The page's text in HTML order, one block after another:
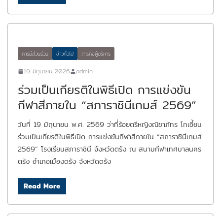
การมีส่วนร่วม ข่าวทั่วไป ภารกิจผู้บริหาร
19 มิถุนายน 2026 admin
ร่วมเป็นเกียรติในพิธีเปิด การแข่งขัน
กีฬาสีภายใน “สภาราชินีเกมส์ 2569”
วันที่ 19 มิถุนายน พ.ศ. 2569 ว่าที่ร้อยตรีหญิงณิชาภัทร โกเอี้ยน
ร่วมเป็นเกียรติในพิธีเปิด การแข่งขันกีฬาสีภายใน “สภาราชินีเกมส์
2569” โรงเรียนสภาราชินี จังหวัดตรัง ณ สนามกีฬาเทศบาลนคร
ตรัง อำเภอเมืองตรัง จังหวัดตรัง
Read More